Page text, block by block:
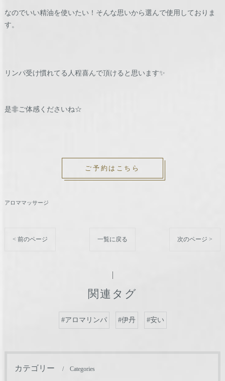
なのでいい精油を使いたい！そんな思いから選んで使用しておりま
す。
リンパ受け慣れてる人程喜んで頂けると思います✨
是非ご体感くださいね☆
ご予約はこちら
アロママッサージ
< 前のページ 一覧に戻る 次のページ >
関連タグ
#アロマリンパ #伊丹 #安い
カテゴリー Categories